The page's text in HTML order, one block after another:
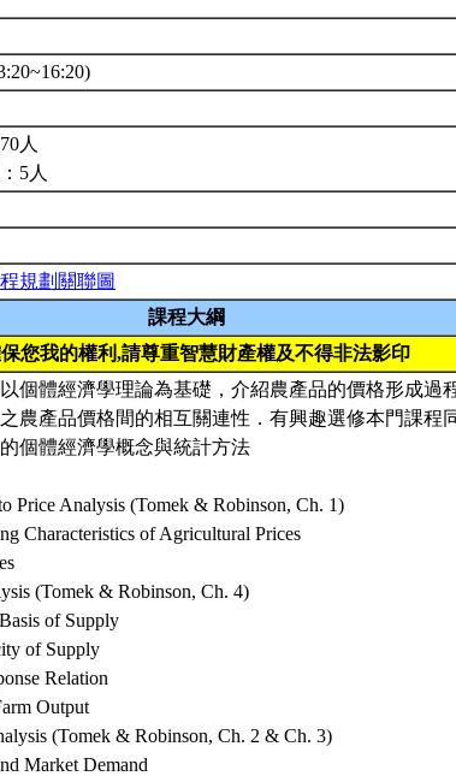
人
5人
規劃關聯圖
課程大綱
您我的權利,請尊重智慧財產權及不得非法影印
個體經濟學理論為基礎，介紹農產品的價格形成過
農產品價格間的相互關連性．有興趣選修本門課程
個體經濟學概念與統計方法
Price Analysis (Tomek & Robinson, Ch. 1)
Characteristics of Agricultural Prices
(Tomek & Robinson, Ch. 4)
of Supply
of Supply
Relation
Output
(Tomek & Robinson, Ch. 2 & Ch. 3)
Market Demand